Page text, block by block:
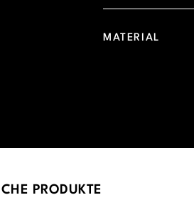
MATERIAL
PRODUKTE